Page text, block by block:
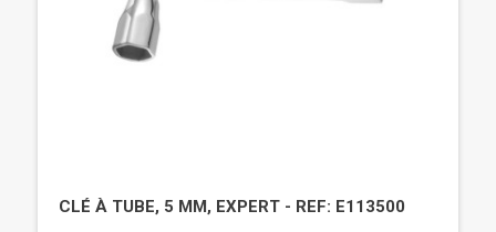
CLÉ À TUBE, 5 MM, EXPERT - REF: E113500